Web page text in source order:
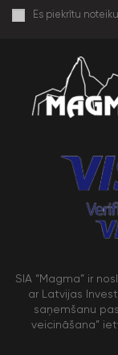
Es piekrītu
SIA “Magma” ir
ar Latvijas
saņemšanu
veicināšana”